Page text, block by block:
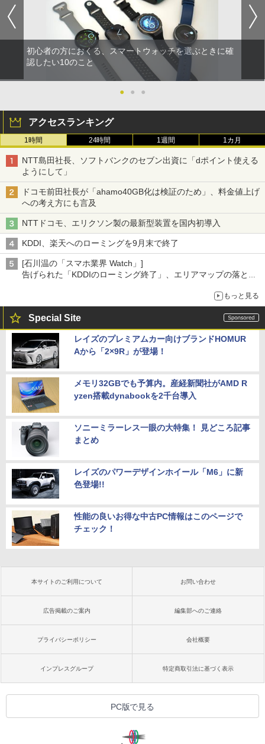
初心者の方におくる、スマートウォッチを選ぶときに確
認したい10のこと
● ● ●
アクセスランキング
1時間 24時間 1週間 1カ月
NTT島田社長、ソフトバンクのセブン出資に「dポイント使える
ようにして」
ドコモ前田社長が「ahamo40GB化は検証のため」、料金値上げ
への考え方にも言及
NTTドコモ、エリクソン製の最新型装置を国内初導入
KDDI、楽天へのローミングを9月末で終了
[石川温の「スマホ業界 Watch」]
告げられた「KDDIのローミング終了」、エリアマップの落とし
もっと見る
Special Site
レイズのプレミアムカー向けブランドHOMUR
Aから「2×9R」が登場！
メモリ32GBでも予算内。産経新聞社がAMD R
yzen搭載dynabookを2千台導入
ソニーミラーレス一眼の大特集！ 見どころ記事
まとめ
レイズのパワーデザインホイール「M6」に新
色登場!!
性能の良いお得な中古PC情報はこのページで
チェック！
本サイトのご利用について お問い合わせ
広告掲載のご案内 編集部へのご連絡
プライバシーポリシー 会社概要
インプレスグループ 特定商取引法に基づく表示
PC版で見る